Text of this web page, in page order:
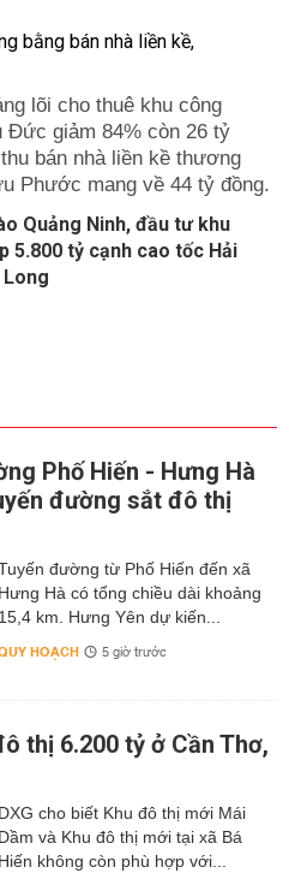
lõi cho thuê khu công
Đức giảm 84% còn 26 tỷ
bán nhà liền kề thương
Phước mang về 44 tỷ đồng.
Quảng Ninh, đầu tư khu
5.800 tỷ cạnh cao tốc Hải
Long
Phố Hiến - Hưng Hà
đường sắt đô thị
đường từ Phố Hiến đến xã
Hưng Hà có tổng chiều dài khoảng
15,4 km. Hưng Yên dự kiến...
HOẠCH 5 giờ trước
thị 6.200 tỷ ở Cần Thơ,
DXG cho biết Khu đô thị mới Mái
Dầm và Khu đô thị mới tại xã Bá
Hiến không còn phù hợp với...